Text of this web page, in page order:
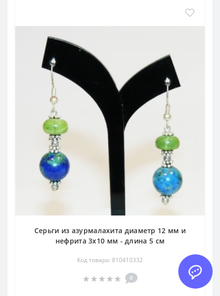
Серьги из азурмалахита диаметр 12 мм и
нефрита 3х10 мм - длина 5 см
Код товара: 810410332
0